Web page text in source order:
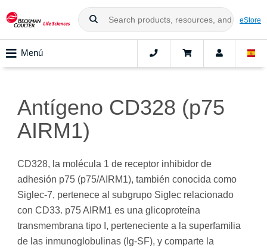
eStore
Menú
Antígeno CD328 (p75
AIRM1)
CD328, la molécula 1 de receptor inhibidor de
adhesión p75 (p75/AIRM1), también conocida como
Siglec-7, pertenece al subgrupo Siglec relacionado
con CD33. p75 AIRM1 es una glicoproteína
transmembrana tipo I, perteneciente a la superfamilia
de las inmunoglobulinas (Ig-SF), y comparte la